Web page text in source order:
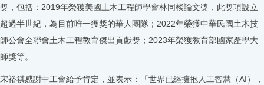
獎，包括：2019年榮獲美國土木工程師學會林同棪論文獎，此獎項設立
超過半世紀，為目前唯一獲獎的華人團隊；2022年榮獲中華民國土木技
師公會全聯會土木工程教育傑出貢獻獎；2023年榮獲教育部國家產學大
師獎等。
宋裕祺感謝中工會給予肯定，並表示：「世界已經擁抱人工智慧（AI），